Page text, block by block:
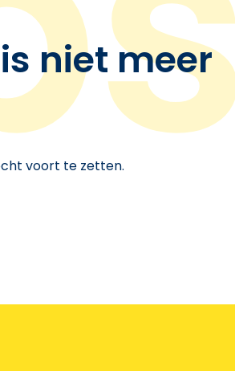
niet meer
voort te zetten.